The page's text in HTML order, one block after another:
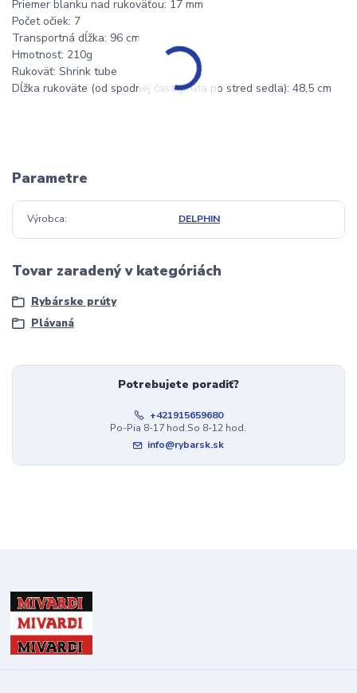
Priemer blanku nad rukoväťou: 17 mm
Počet očiek: 7
Transportná dĺžka: 96 cm
Hmotnosť: 210g
Rukoväť: Shrink tube
Dĺžka rukoväte (od spodnej časti prúta po stred sedla): 48,5 cm
Parametre
Výrobca DELPHIN
Tovar zaradený v kategóriách
Rybárske prúty
Plávaná
Potrebujete poradiť?
+421915659680
Po-Pia 8-17 hod.So 8-12 hod.
info@rybarsk.sk